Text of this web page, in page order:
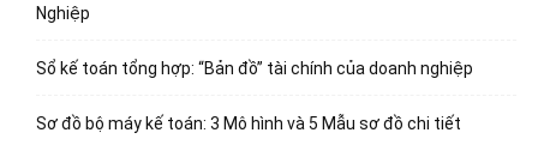
Nghiệp
Sổ kế toán tổng hợp: “Bản đồ” tài chính của doanh nghiệp
Sơ đồ bộ máy kế toán: 3 Mô hình và 5 Mẫu sơ đồ chi tiết